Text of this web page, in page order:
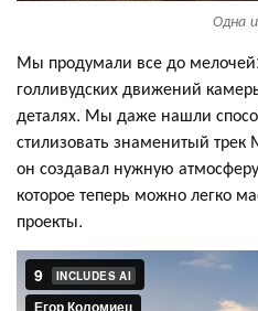
Одна
Мы продумали все до
голливудских движений
деталях. Мы даже нашли
стилизовать знаменитый
он создавал нужную
которое теперь можно легко
проекты.